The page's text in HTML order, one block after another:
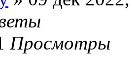
Просмотры